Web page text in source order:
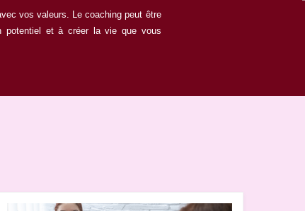
vos valeurs. Le coaching peut être
potentiel et à créer la vie que vous